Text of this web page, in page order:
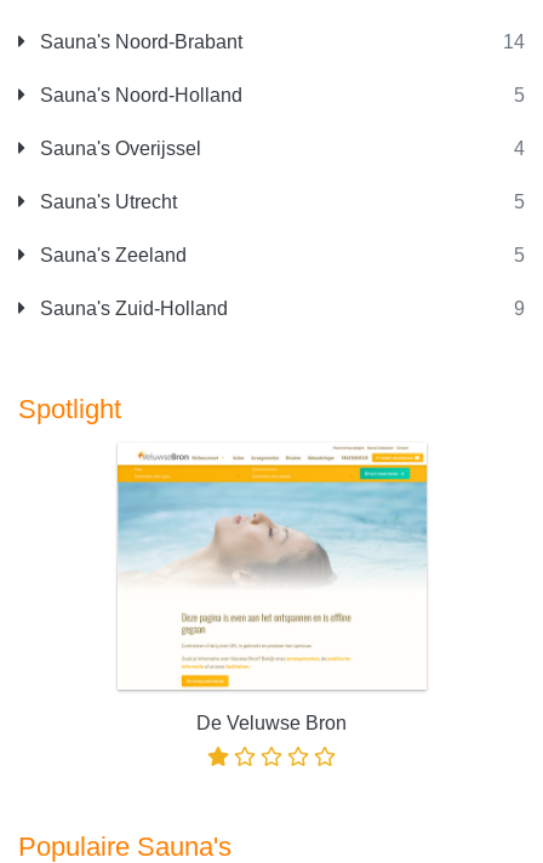
Sauna's Noord-Brabant 14
Sauna's Noord-Holland 5
Sauna's Overijssel 4
Sauna's Utrecht 5
Sauna's Zeeland 5
Sauna's Zuid-Holland 9
Spotlight
De Veluwse Bron
Populaire Sauna's